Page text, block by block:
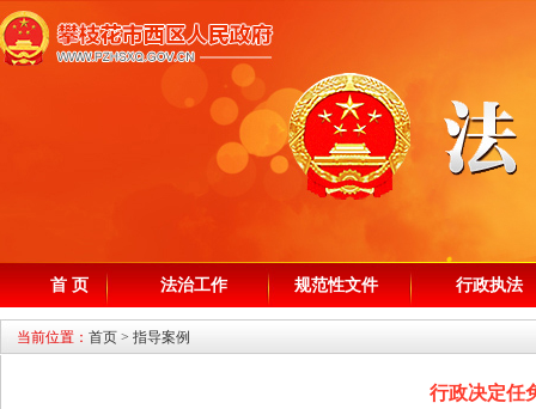
首 页 法治工作 规范性文件 行政执法
当前位置： 首页 > 指导案例
行政决定任